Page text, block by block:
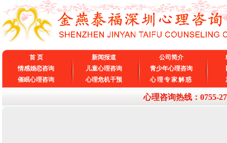
首 页 新闻报道 公司简介
情感婚恋咨询
儿童心理咨询 青少年心理咨询
催眠心理咨询
心理危机干预 心理专家解惑
心理咨询热线：0755-